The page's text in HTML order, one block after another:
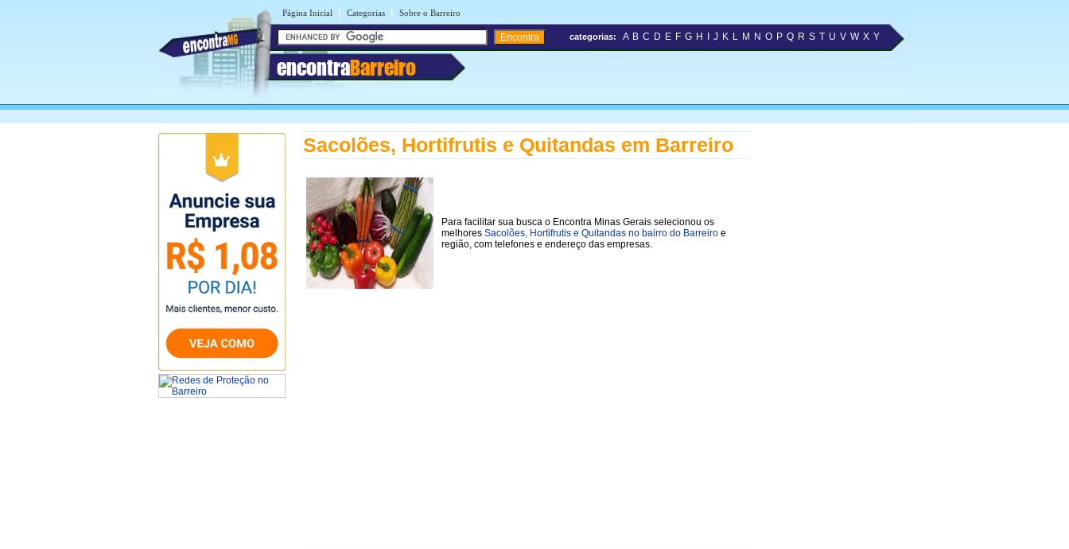
Página Inicial | Categorias | Sobre o Barreiro
encontraBarreiro
categorias: A B C D E F G H J K L M N O P Q R S T U V W X Y
Sacolões, Hortifrutis e Quitandas em Barreiro
Para facilitar sua busca o Encontra Minas Gerais selecionou os
melhores Sacolões, Hortifrutis e Quitandas no bairro do Barreiro e
região, com telefones e endereço das empresas.